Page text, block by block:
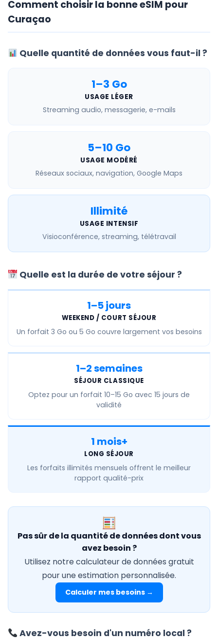
Comment choisir la bonne eSIM pour
Curaçao
Quelle quantité de données vous faut-il ?
1–3 Go
USAGE LÉGER
Streaming audio, messagerie, e-mails
5–10 Go
USAGE MODÉRÉ
Réseaux sociaux, navigation, Google Maps
Illimité
USAGE INTENSIF
Visioconférence, streaming, télétravail
Quelle est la durée de votre séjour ?
1–5 jours
WEEKEND / COURT SÉJOUR
Un forfait 3 Go ou 5 Go couvre largement vos besoins
1–2 semaines
SÉJOUR CLASSIQUE
Optez pour un forfait 10–15 Go avec 15 jours de
validité
1 mois+
LONG SÉJOUR
Les forfaits illimités mensuels offrent le meilleur
rapport qualité-prix
Pas sûr de la quantité de données dont vous
avez besoin ?
Utilisez notre calculateur de données gratuit
pour une estimation personnalisée.
Calculer mes besoins →
Avez-vous besoin d'un numéro local ?